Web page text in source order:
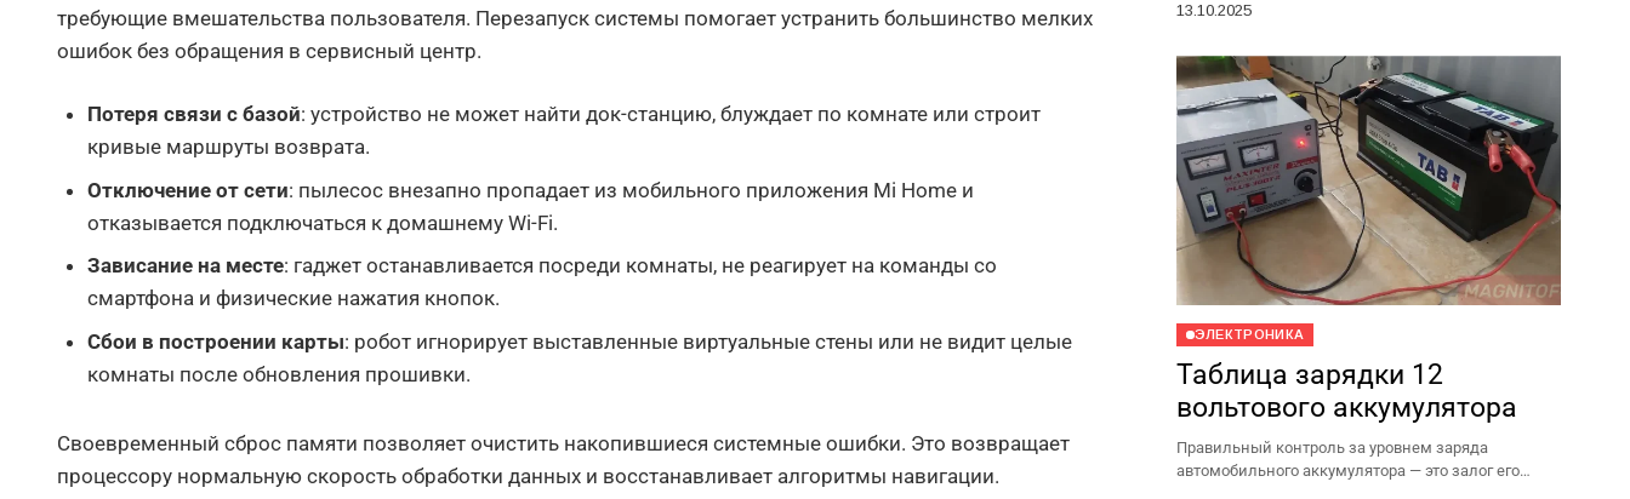
требующие вмешательства пользователя. Перезапуск системы помогает устранить большинство мелких
ошибок без обращения в сервисный центр.
Потеря связи с базой: устройство не может найти док-станцию, блуждает по комнате или строит
кривые маршруты возврата.
Отключение от сети: пылесос внезапно пропадает из мобильного приложения Mi Home и
отказывается подключаться к домашнему Wi-Fi.
Зависание на месте: гаджет останавливается посреди комнаты, не реагирует на команды со
смартфона и физические нажатия кнопок.
Сбои в построении карты: робот игнорирует выставленные виртуальные стены или не видит целые
комнаты после обновления прошивки.
Своевременный сброс памяти позволяет очистить накопившиеся системные ошибки. Это возвращает
процессору нормальную скорость обработки данных и восстанавливает алгоритмы навигации.
подвела в нужный момент, важно правильно...
13.10.2025
ЭЛЕКТРОНИКА
Таблица зарядки 12
вольтового аккумулятора
Правильный контроль за уровнем заряда
автомобильного аккумулятора — это залог его